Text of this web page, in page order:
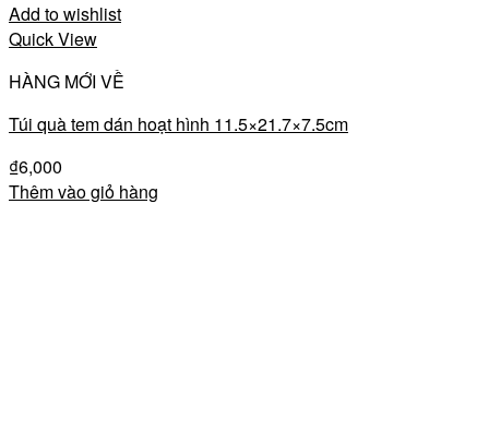
Add to wishlist
Quick View
HÀNG MỚI VỀ
Túi quà tem dán hoạt hình 11.5×21.7×7.5cm
₫6,000
Thêm vào giỏ hàng